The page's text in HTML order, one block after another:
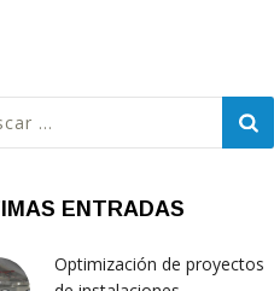
ENTRADAS
Optimización de proyectos